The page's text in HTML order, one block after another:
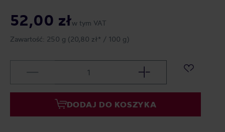
52,00 złw tym VAT
Zawartość: 250 g (20,80 zł* / 100 g)
DODAJ DO KOSZYKA